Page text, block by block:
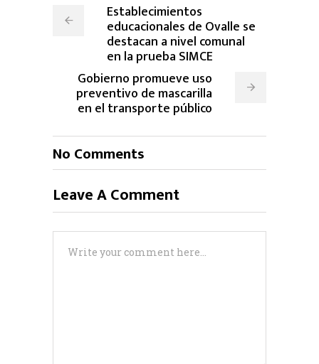
Establecimientos
educacionales de Ovalle se
destacan a nivel comunal
en la prueba SIMCE
Gobierno promueve uso
preventivo de mascarilla
en el transporte público
No Comments
Leave A Comment